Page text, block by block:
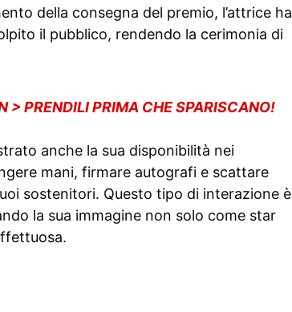
della consegna del premio, l’attrice ha
il pubblico, rendendo la cerimonia di
> PRENDILI PRIMA CHE SPARISCANO!
anche la sua disponibilità nei
mani, firmare autografi e scattare
sostenitori. Questo tipo di interazione è
la sua immagine non solo come star